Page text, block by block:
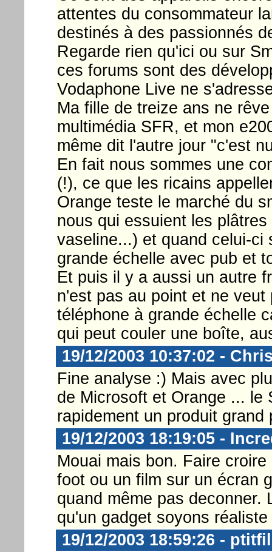
attentes du consommateur
destinés à des passionnés
Regarde rien qu'ici ou sur
ces forums sont des
Vodaphone Live ne
Ma fille de treize ans ne
multimédia SFR, et mon
même dit l'autre jour "c'est
En fait nous sommes une
(!), ce que les ricains
Orange teste le marché du
nous qui essuient les
vaseline...) et quand celui-ci
grande échelle avec pub et
Et puis il y a aussi un autre
n'est pas au point et ne
téléphone à grande échelle
qui peut couler une boîte,
19/12/2003 10:37:02 -
Fine analyse :) Mais avec
de Microsoft et Orange ... le
rapidement un produit grand
19/12/2003 18:19:05 -
Mouai mais bon. Faire
foot ou un film sur un écran
quand même pas deconner.
qu'un gadget soyons réaliste
19/12/2003 18:59:26 -